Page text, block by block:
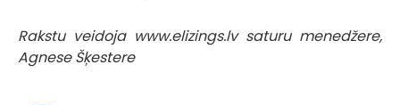
Rakstu veidoja www.elizings.lv saturu menedžere,
Agnese Šķestere